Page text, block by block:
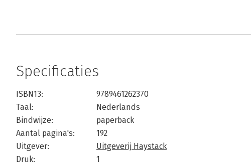
Specificaties
ISBN13:
9789461262370
Taal:
Nederlands
Bindwijze:
paperback
Aantal pagina's:
192
Uitgever:
Uitgeverij Haystack
Druk:
1